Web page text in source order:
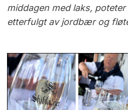
middagen med laks,
etterfulgt av jordbær og